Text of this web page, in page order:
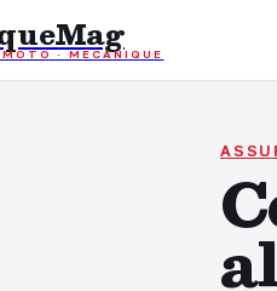
· MÉCANIQUE